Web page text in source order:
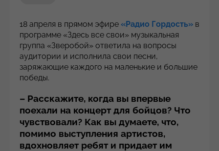
18 апреля в прямом эфире «Радио Гордость» в
программе «Здесь все свои» музыкальная
группа «Зверобой» ответила на вопросы
аудитории и исполнила свои песни,
заряжающие каждого на маленькие и большие
победы.
– Расскажите, когда вы впервые
поехали на концерт для бойцов? Что
чувствовали? Как вы думаете, что,
помимо выступления артистов,
вдохновляет ребят и придает им